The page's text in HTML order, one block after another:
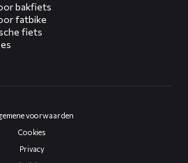
bakfiets
fatbike
fiets
voorwaarden
Cookies
Privacy